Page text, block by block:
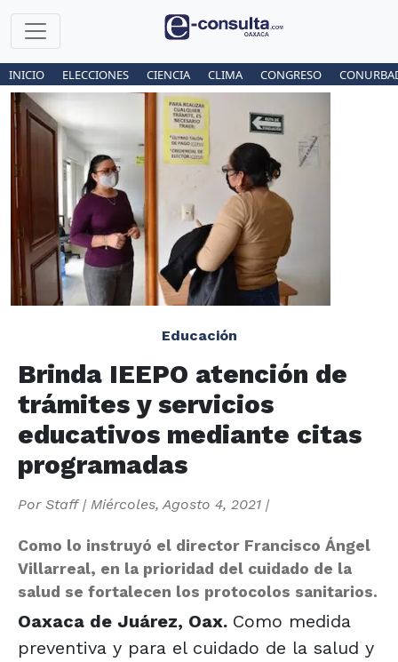
INICIO ELECCIONES CIENCIA CLIMA CONGRESO
Educación
Brinda IEEPO atención de
trámites y servicios
educativos mediante citas
programadas
Por Staff| Miércoles, Agosto 4, 2021 |
Como lo instruyó el director Francisco Ángel
Villarreal, en la prioridad del cuidado de la
salud se fortalecen los protocolos sanitarios.
Oaxaca de Juárez, Oax. Como medida
preventiva y para el cuidado de la salud y